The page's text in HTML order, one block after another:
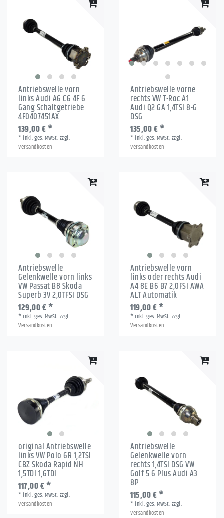
Antriebswelle vorn
links Audi A6 C6 4F 6
Gang Schaltgetriebe
4F0407451AX
139,00 € *
*inkl. ges. MwSt.zzgl.
Versandkosten
Antriebswelle vorne
rechts VW T-Roc A1
Audi Q2 GA 1,4TSI 8-G
DSG
135,00 € *
*inkl. ges. MwSt.zzgl.
Versandkosten
Antriebswelle
Gelenkwelle vorn links
VW Passat B8 Skoda
Superb 3V 2,0TFSI DSG
129,00 € *
*inkl. ges. MwSt.zzgl.
Versandkosten
Antriebswelle vorn
links oder rechts Audi
A4 8E B6 B7 2,0FSI AWA
ALT Automatik
119,00 € *
*inkl. ges. MwSt.zzgl.
Versandkosten
original Antriebswelle
links VW Polo 6R 1,2TSI
CBZ Skoda Rapid NH
1,5TDI 1,6TDI
117,00 € *
*inkl. ges. MwSt.zzgl.
Versandkosten
Antriebswelle
Gelenkwelle vorn
rechts 1,4TSI DSG VW
Golf 5 6 Plus Audi A3
8P
115,00 € *
*inkl. ges. MwSt.zzgl.
Versandkosten